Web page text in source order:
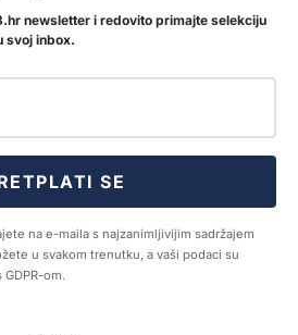
newsletter i redovito primajte selekciju
svoj inbox.
SE
na e-maila s najzanimljivijim sadržajem
u svakom trenutku, a vaši podaci su
om.